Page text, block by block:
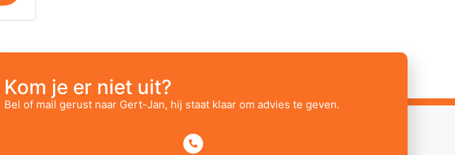
Kom je er niet uit?
Bel of mail gerust naar Gert-Jan, hij staat klaar om advies te geven.